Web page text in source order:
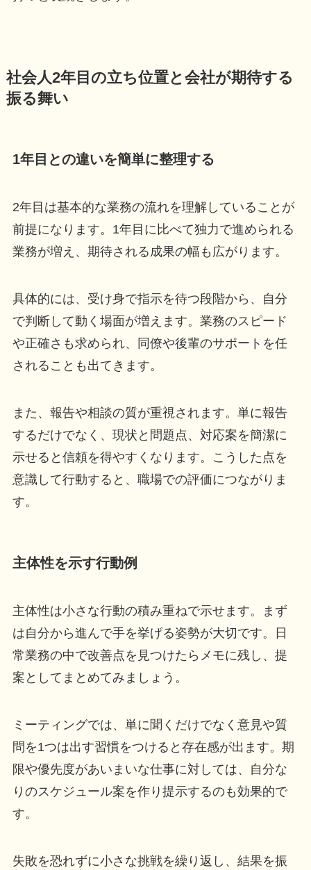
社会人2年目の立ち位置と会社が期待する
振る舞い
1年目との違いを簡単に整理する
2年目は基本的な業務の流れを理解していることが
前提になります。1年目に比べて独力で進められる
業務が増え、期待される成果の幅も広がります。
具体的には、受け身で指示を待つ段階から、自分
で判断して動く場面が増えます。業務のスピード
や正確さも求められ、同僚や後輩のサポートを任
されることも出てきます。
また、報告や相談の質が重視されます。単に報告
するだけでなく、現状と問題点、対応案を簡潔に
示せると信頼を得やすくなります。こうした点を
意識して行動すると、職場での評価につながりま
す。
主体性を示す行動例
主体性は小さな行動の積み重ねで示せます。まず
は自分から進んで手を挙げる姿勢が大切です。日
常業務の中で改善点を見つけたらメモに残し、提
案としてまとめてみましょう。
ミーティングでは、単に聞くだけでなく意見や質
問を1つは出す習慣をつけると存在感が出ます。期
限や優先度があいまいな仕事に対しては、自分な
りのスケジュール案を作り提示するのも効果的で
す。
失敗を恐れずに小さな挑戦を繰り返し、結果を振